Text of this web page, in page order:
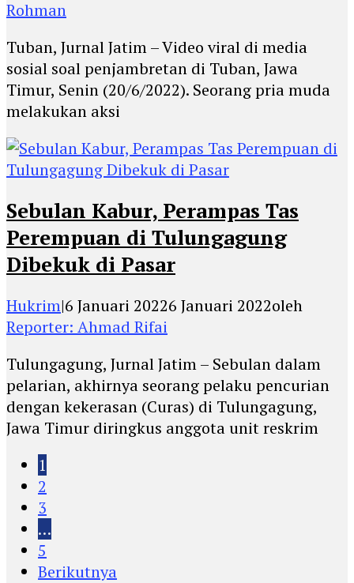
Rohman
Tuban, Jurnal Jatim – Video viral di media
sosial soal penjambretan di Tuban, Jawa
Timur, Senin (20/6/2022). Seorang pria muda
melakukan aksi
Sebulan Kabur, Perampas Tas
Perempuan di Tulungagung
Dibekuk di Pasar
Hukrim|6 Januari 20226 Januari 2022oleh
Reporter: Ahmad Rifai
Tulungagung, Jurnal Jatim – Sebulan dalam
pelarian, akhirnya seorang pelaku pencurian
dengan kekerasan (Curas) di Tulungagung,
Jawa Timur diringkus anggota unit reskrim
1
2
3
…
5
Berikutnya